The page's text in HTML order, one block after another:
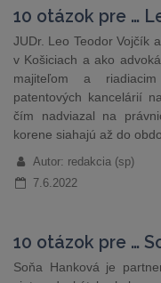
10 otázok pre …
JUDr. Leo Teodor Vojčík
v Košiciach a ako
majiteľom a
patentových kancelárií
čím nadviazal na
korene siahajú až do
Autor: redakcia (sp)
7.6.2022
10 otázok pre …
Soňa Hanková je